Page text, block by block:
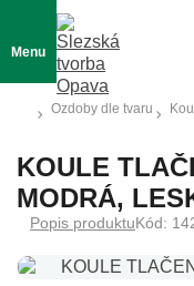
Menu
Ozdoby dle tvaru
KOULE
MODRÁ,
Popis produktuKód: